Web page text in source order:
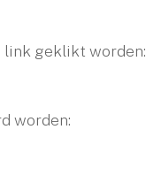
link geklikt worden:
worden: